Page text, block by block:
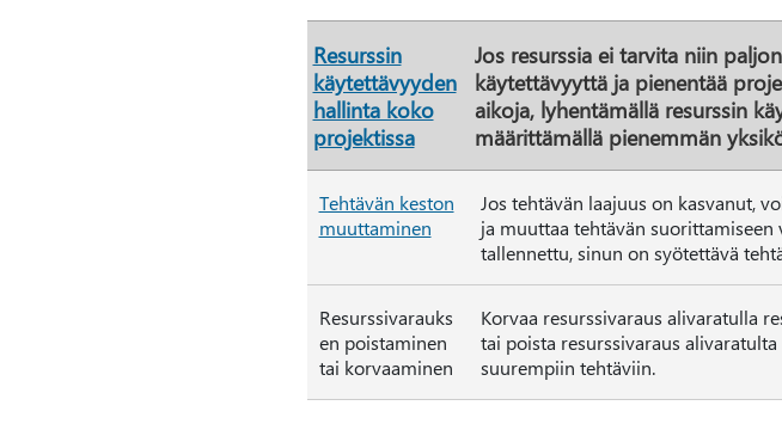
Resurssin
käytettävyyden
hallinta koko
projektissa
Jos resurssia ei tarvita niin
käytettävyyttä ja pienentää
aikoja, lyhentämällä resurssin
määrittämällä pienemmän
Tehtävän keston
muuttaminen
Jos tehtävän laajuus on kasvanut,
ja muuttaa tehtävän
tallennettu, sinun on syötettävä
Resurssivarauks
en poistaminen
tai korvaaminen
Korvaa resurssivaraus alivaratulla
tai poista resurssivaraus
suurempiin tehtäviin.